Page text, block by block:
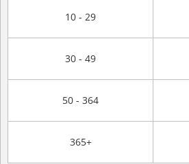
10 - 29
30 - 49
50 - 364
365+